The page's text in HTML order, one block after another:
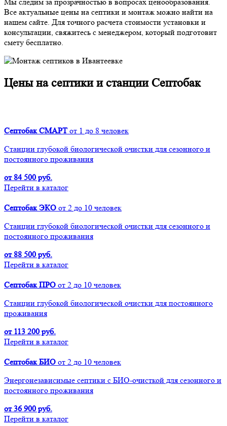
Все актуальные цены на септики и монтаж можно найти на
нашем сайте. Для точного расчета стоимости установки и
консультации, свяжитесь с менеджером, который подготовит
смету бесплатно.
Цены на септики и станции Септобак
Септобак СМАРТ от 1 до 8 человек
Cтанции глубокой биологической очистки для сезонного и
постоянного проживания
от 84 500 руб.
Перейти в каталог
Септобак ЭКО от 2 до 10 человек
Cтанции глубокой биологической очистки для сезонного и
постоянного проживания
от 88 500 руб.
Перейти в каталог
Септобак ПРО от 2 до 10 человек
Cтанции глубокой биологической очистки для постоянного
проживания
от 113 200 руб.
Перейти в каталог
Септобак БИО от 2 до 10 человек
Энергонезависимые септики с БИО-очисткой для сезонного и
постоянного проживания
от 36 900 руб.
Перейти в каталог